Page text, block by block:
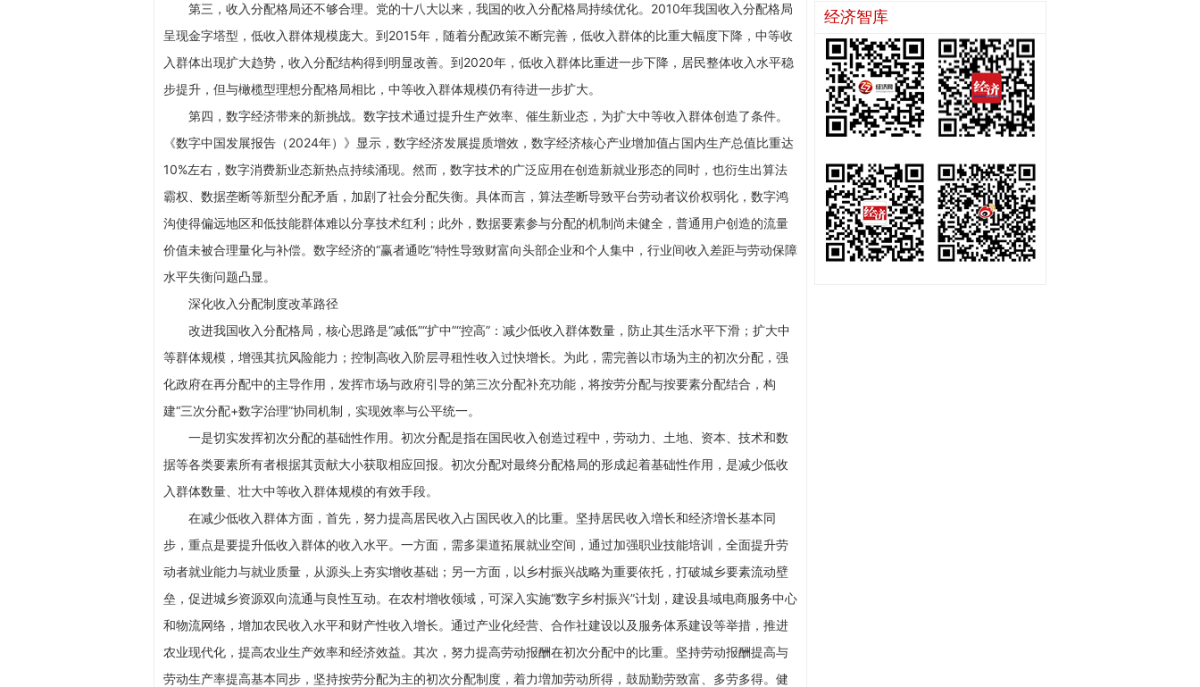
第三，收入分配格局还不够合理。党的十八大以来，我国的收入分配格局持续优化。2010年我国收入分配格局
呈现金字塔型，低收入群体规模庞大。到2015年，随着分配政策不断完善，低收入群体的比重大幅度下降，中等收
入群体出现扩大趋势，收入分配结构得到明显改善。到2020年，低收入群体比重进一步下降，居民整体收入水平稳
步提升，但与橄榄型理想分配格局相比，中等收入群体规模仍有待进一步扩大。
第四，数字经济带来的新挑战。数字技术通过提升生产效率、催生新业态，为扩大中等收入群体创造了条件。
《数字中国发展报告（2024年）》显示，数字经济发展提质增效，数字经济核心产业增加值占国内生产总值比重达
10%左右，数字消费新业态新热点持续涌现。然而，数字技术的广泛应用在创造新就业形态的同时，也衍生出算法
霸权、数据垄断等新型分配矛盾，加剧了社会分配失衡。具体而言，算法垄断导致平台劳动者议价权弱化，数字鸿
沟使得偏远地区和低技能群体难以分享技术红利；此外，数据要素参与分配的机制尚未健全，普通用户创造的流量
价值未被合理量化与补偿。数字经济的“赢者通吃”特性导致财富向头部企业和个人集中，行业间收入差距与劳动保障
水平失衡问题凸显。
深化收入分配制度改革路径
改进我国收入分配格局，核心思路是“减低”“扩中”“控高”：减少低收入群体数量，防止其生活水平下滑；扩大中
等群体规模，增强其抗风险能力；控制高收入阶层寻租性收入过快增长。为此，需完善以市场为主的初次分配，强
化政府在再分配中的主导作用，发挥市场与政府引导的第三次分配补充功能，将按劳分配与按要素分配结合，构
建“三次分配+数字治理”协同机制，实现效率与公平统一。
一是切实发挥初次分配的基础性作用。初次分配是指在国民收入创造过程中，劳动力、土地、资本、技术和数
据等各类要素所有者根据其贡献大小获取相应回报。初次分配对最终分配格局的形成起着基础性作用，是减少低收
入群体数量、壮大中等收入群体规模的有效手段。
在减少低收入群体方面，首先，努力提高居民收入占国民收入的比重。坚持居民收入増长和经济増长基本同
步，重点是要提升低收入群体的收入水平。一方面，需多渠道拓展就业空间，通过加强职业技能培训，全面提升劳
动者就业能力与就业质量，从源头上夯实增收基础；另一方面，以乡村振兴战略为重要依托，打破城乡要素流动壁
垒，促进城乡资源双向流通与良性互动。在农村增收领域，可深入实施“数字乡村振兴”计划，建设县域电商服务中心
和物流网络，增加农民收入水平和财产性收入增长。通过产业化经营、合作社建设以及服务体系建设等举措，推进
农业现代化，提高农业生产效率和经济效益。其次，努力提高劳动报酬在初次分配中的比重。坚持劳动报酬提高与
劳动生产率提高基本同步，坚持按劳分配为主的初次分配制度，着力増加劳动所得，鼓励勤劳致富、多劳多得。健
经济智库